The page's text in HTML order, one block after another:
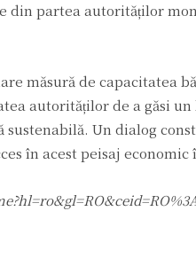
partea autorităților
măsură de capacitatea
autorităților de a găsi
Un dialog
în acest peisaj economic